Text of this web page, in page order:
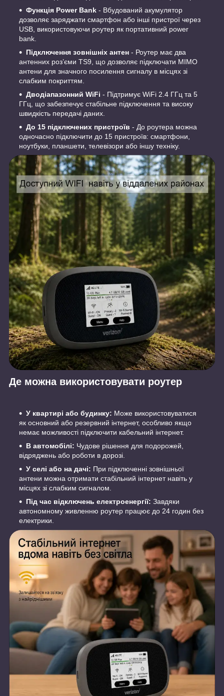
Функція Power Bank - Вбудований акумулятор
дозволяє заряджати смартфон або інші пристрої через
USB, використовуючи роутер як портативний power
bank.
Підключення зовнішніх антен - Роутер має два
антенних роз’єми TS9, що дозволяє підключати MIMO
антени для значного посилення сигналу в місцях зі
слабким покриттям.
Дводіапазонний WiFi - Підтримує WiFi 2.4 ГГц та 5
ГГц, що забезпечує стабільне підключення та високу
швидкість передачі даних.
До 15 підключених пристроїв - До роутера можна
одночасно підключити до 15 пристроїв: смартфони,
ноутбуки, планшети, телевізори або іншу техніку.
Де можна використовувати роутер
У квартирі або будинку: Може використовуватися
як основний або резервний інтернет, особливо якщо
немає можливості підключити кабельний інтернет.
В автомобілі: Чудове рішення для подорожей,
відряджень або роботи в дорозі.
У селі або на дачі: При підключенні зовнішньої
антени можна отримати стабільний інтернет навіть у
місцях зі слабким сигналом.
Під час відключень електроенергії: Завдяки
автономному живленню роутер працює до 24 годин без
електрики.